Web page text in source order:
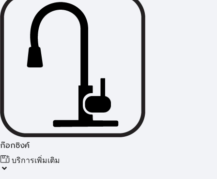
ก๊อกซิงค์
บริการเพิ่มเติม